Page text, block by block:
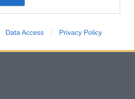
Data Access Privacy Policy